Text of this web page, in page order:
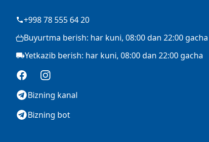
+998 78 555 64 20
Buyurtma berish: har kuni, 08:00 dan 22:00 gacha
Yetkazib berish: har kuni, 08:00 dan 22:00 gacha
FacebookInstagram
Bizning kanal
Bizning bot